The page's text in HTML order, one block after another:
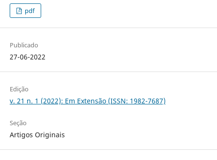
pdf
Publicado
27-06-2022
Edição
v. 21 n. 1 (2022): Em Extensão (ISSN: 1982-7687)
Seção
Artigos Originais